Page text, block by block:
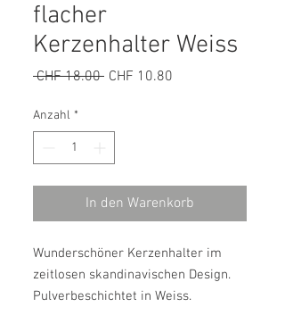
flacher
Kerzenhalter Weiss
CHF 18.00 Standardpreis
CHF 10.80
Anzahl *
In den Warenkorb
Wunderschöner Kerzenhalter im
zeitlosen skandinavischen Design.
Pulverbeschichtet in Weiss.